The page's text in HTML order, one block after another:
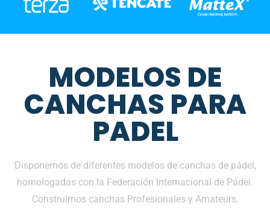
MODELOS DE
CANCHAS PARA
PADEL
Disponemos de diferentes modelos de canchas de pádel,
homologadas con la Federación Internacional de Pádel.
Construimos canchas Profesionales y Amateurs.